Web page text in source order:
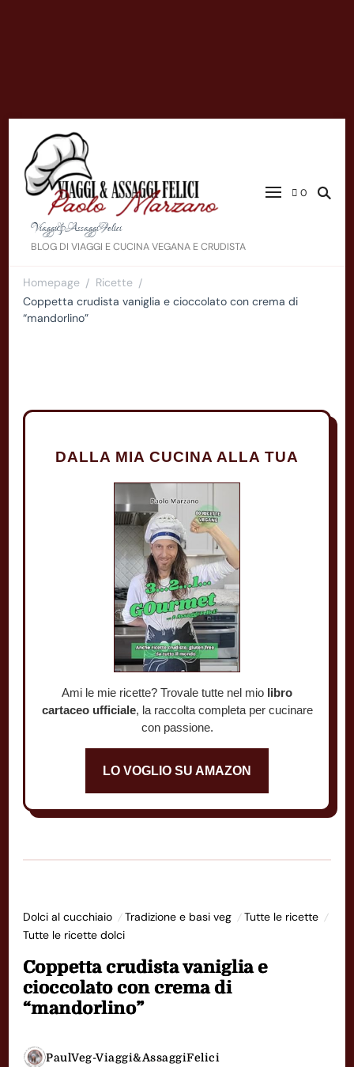
Viaggi&AssaggiFelici
BLOG DI VIAGGI E CUCINA VEGANA E CRUDISTA
0
Homepage / Ricette /
Coppetta crudista vaniglia e cioccolato con crema di
“mandorlino”
DALLA MIA CUCINA ALLA TUA
Ami le mie ricette? Trovale tutte nel mio libro
cartaceo ufficiale, la raccolta completa per cucinare
con passione.
LO VOGLIO SU AMAZON
Dolci al cucchiaio Tradizione e basi veg
Tutte le ricette
Tutte le ricette dolci
Coppetta crudista vaniglia e
cioccolato con crema di
“mandorlino”
PaulVeg-Viaggi&AssaggiFelici